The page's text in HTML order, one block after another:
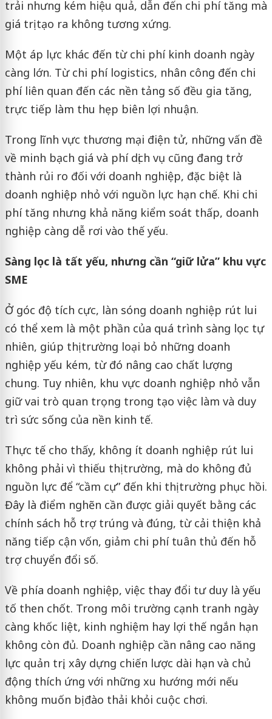
trải nhưng kém hiệu quả, dẫn đến chi phí tăng mà
giá trị tạo ra không tương xứng.
Một áp lực khác đến từ chi phí kinh doanh ngày
càng lớn. Từ chi phí logistics, nhân công đến chi
phí liên quan đến các nền tảng số đều gia tăng,
trực tiếp làm thu hẹp biên lợi nhuận.
Trong lĩnh vực thương mại điện tử, những vấn đề
về minh bạch giá và phí dịch vụ cũng đang trở
thành rủi ro đối với doanh nghiệp, đặc biệt là
doanh nghiệp nhỏ với nguồn lực hạn chế. Khi chi
phí tăng nhưng khả năng kiểm soát thấp, doanh
nghiệp càng dễ rơi vào thế yếu.
Sàng lọc là tất yếu, nhưng cần “giữ lửa” khu vực
SME
Ở góc độ tích cực, làn sóng doanh nghiệp rút lui
có thể xem là một phần của quá trình sàng lọc tự
nhiên, giúp thị trường loại bỏ những doanh
nghiệp yếu kém, từ đó nâng cao chất lượng
chung. Tuy nhiên, khu vực doanh nghiệp nhỏ vẫn
giữ vai trò quan trọng trong tạo việc làm và duy
trì sức sống của nền kinh tế.
Thực tế cho thấy, không ít doanh nghiệp rút lui
không phải vì thiếu thị trường, mà do không đủ
nguồn lực để “cầm cự” đến khi thị trường phục hồi.
Đây là điểm nghẽn cần được giải quyết bằng các
chính sách hỗ trợ trúng và đúng, từ cải thiện khả
năng tiếp cận vốn, giảm chi phí tuân thủ đến hỗ
trợ chuyển đổi số.
Về phía doanh nghiệp, việc thay đổi tư duy là yếu
tố then chốt. Trong môi trường cạnh tranh ngày
càng khốc liệt, kinh nghiệm hay lợi thế ngắn hạn
không còn đủ. Doanh nghiệp cần nâng cao năng
lực quản trị, xây dựng chiến lược dài hạn và chủ
động thích ứng với những xu hướng mới nếu
không muốn bị đào thải khỏi cuộc chơi.